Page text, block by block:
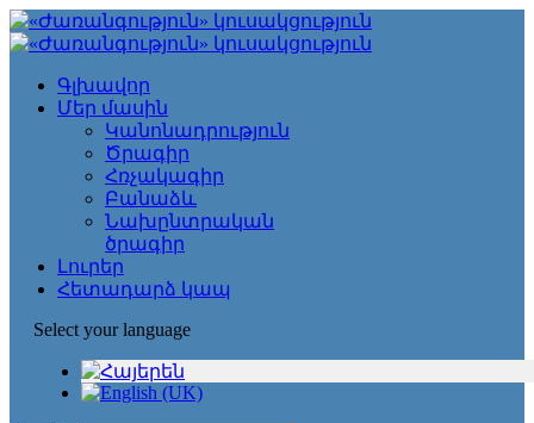
Գլխավոր
Մեր մասին
Կանոնադրություն
Ծրագիր
Հռչակագիր
Բանաձև
Նախընտրական
ծրագիր
Լուրեր
Հետադարձ կապ
Select your language